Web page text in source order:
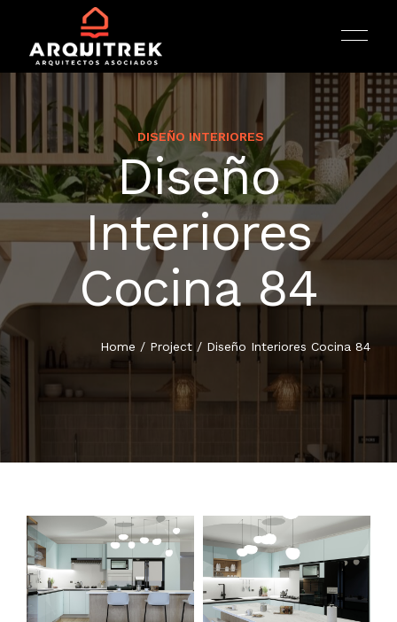
ARQUITECTURA
SERVICIOS
DISEÑO INTERIORES
Diseño
Interiores
Cocina 84
Home / Project / Diseño Interiores Cocina 84